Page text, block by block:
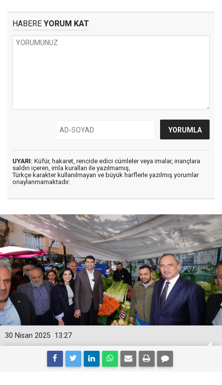
HABERE YORUM KAT
UYARI: Küfür, hakaret, rencide edici cümleler veya imalar, inançlara
saldırı içeren, imla kuralları ile yazılmamış,
Türkçe karakter kullanılmayan ve büyük harflerle yazılmış yorumlar
onaylanmamaktadır.
13:27
30 Nisan 2025